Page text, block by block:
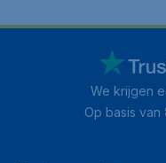
We krijgen
Op basis van